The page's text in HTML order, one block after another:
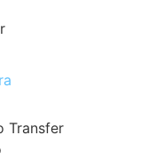
Transfer